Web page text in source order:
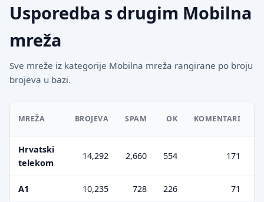
Usporedba s drugim Mobilna
mreža
Sve mreže iz kategorije Mobilna mreža rangirane po broju
brojeva u bazi.
MREŽA BROJEVA SPAM OK KOMENTARI
Hrvatski
telekom
14,292 2,660 554 171
A1 10,235 728 226 71